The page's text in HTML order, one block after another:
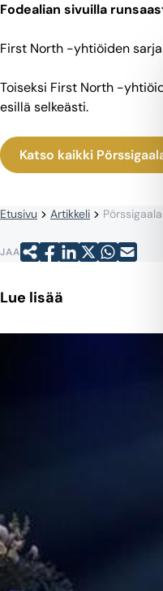
Fodealian sivuilla
First North -yhtiöiden
Toiseksi First North -
esillä selkeästi.
Katso kaikki
Etusivu Artikkeli
JAA
Lue lisää